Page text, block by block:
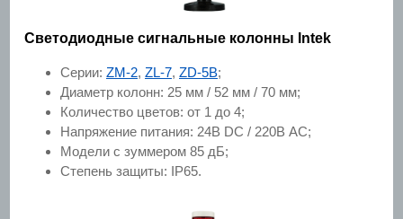
Светодиодные сигнальные колонны Intek
Серии: ZM-2, ZL-7, ZD-5B;
Диаметр колонн: 25 мм / 52 мм / 70 мм;
Количество цветов: от 1 до 4;
Напряжение питания: 24В DC / 220В AC;
Модели с зуммером 85 дБ;
Степень защиты: IP65.